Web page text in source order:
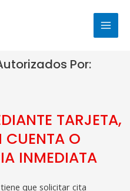
Por:
TARJETA,
CUENTA O
INMEDIATA
que solicitar cita